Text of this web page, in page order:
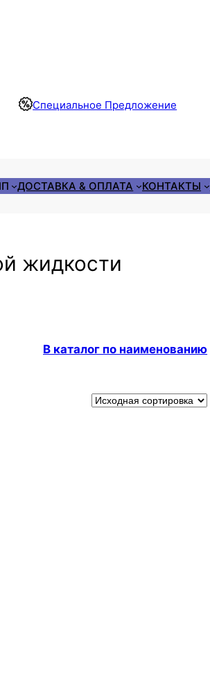
Специальное Предложение
ДОСТАВКА & ОПЛАТА КОНТАКТЫ
жидкости
В каталог по наименованию